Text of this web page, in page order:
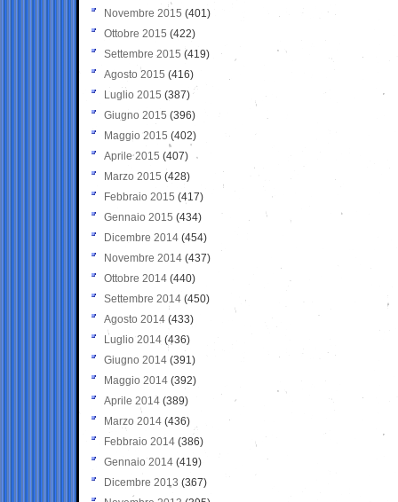
Novembre 2015 (401)
Ottobre 2015 (422)
Settembre 2015 (419)
Agosto 2015 (416)
Luglio 2015 (387)
Giugno 2015 (396)
Maggio 2015 (402)
Aprile 2015 (407)
Marzo 2015 (428)
Febbraio 2015 (417)
Gennaio 2015 (434)
Dicembre 2014 (454)
Novembre 2014 (437)
Ottobre 2014 (440)
Settembre 2014 (450)
Agosto 2014 (433)
Luglio 2014 (436)
Giugno 2014 (391)
Maggio 2014 (392)
Aprile 2014 (389)
Marzo 2014 (436)
Febbraio 2014 (386)
Gennaio 2014 (419)
Dicembre 2013 (367)